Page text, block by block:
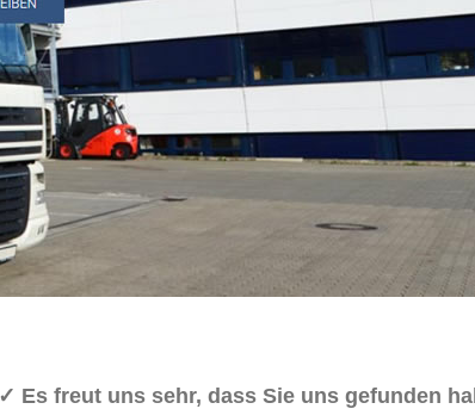
Es freut uns sehr, dass Sie uns gefunden